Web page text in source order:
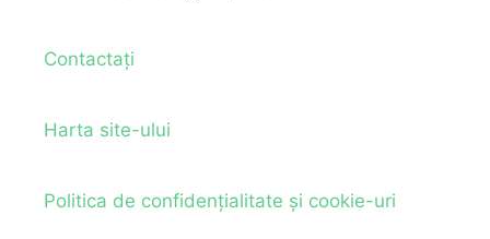
Contactați
Harta site-ului
Politica de confidențialitate și cookie-uri